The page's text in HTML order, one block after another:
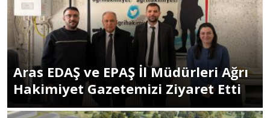
Aras EDAŞ ve EPAŞ İl Müdürleri Ağrı
Hakimiyet Gazetemizi Ziyaret Etti